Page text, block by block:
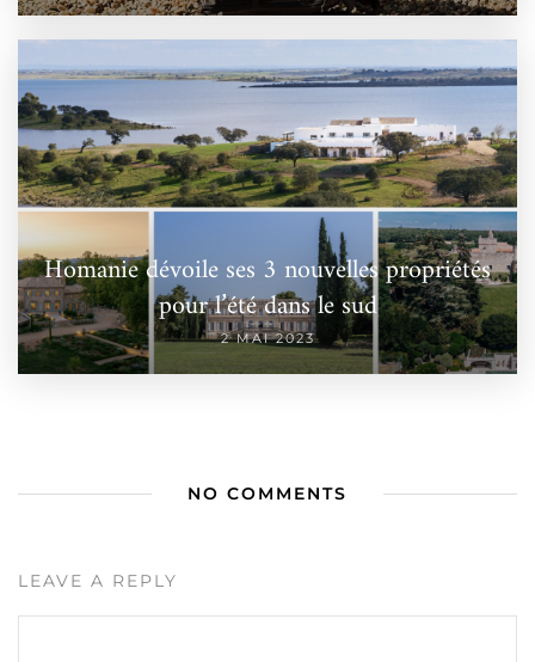
Homanie dévoile ses 3 nouvelles propriétés
pour l’été dans le sud
2 MAI 2023
NO COMMENTS
LEAVE A REPLY